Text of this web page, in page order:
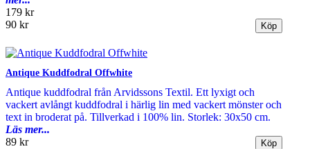
179 kr
90 kr
Antique Kuddfodral Offwhite
Antique kuddfodral från Arvidssons Textil. Ett lyxigt och
vackert avlångt kuddfodral i härlig lin med vackert mönster och
text in broderat på. Tillverkad i 100% lin. Storlek: 30x50 cm.
Läs mer...
89 kr